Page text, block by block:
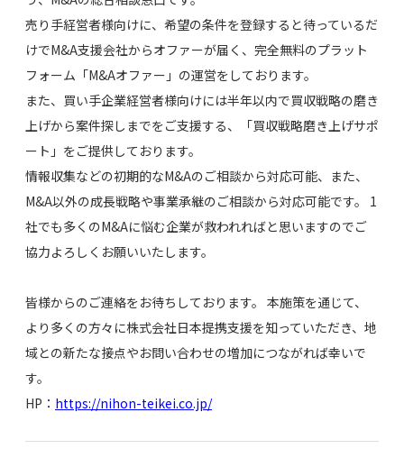
売り手経営者様向けに、希望の条件を登録すると待っているだ
けでM&A支援会社からオファーが届く、完全無料のプラット
フォーム「M&Aオファー」の運営をしております。
また、買い手企業経営者様向けには半年以内で買収戦略の磨き
上げから案件探しまでをご支援する、「買収戦略磨き上げサポ
ート」をご提供しております。
情報収集などの初期的なM&Aのご相談から対応可能、また、
M&A以外の成長戦略や事業承継のご相談から対応可能です。 1
社でも多くのM&Aに悩む企業が救われればと思いますのでご
協力よろしくお願いいたします。
皆様からのご連絡をお待ちしております。 本施策を通じて、
より多くの方々に株式会社日本提携支援を知っていただき、地
域との新たな接点やお問い合わせの増加につながれば幸いで
す。
HP： https://nihon-teikei.co.jp/